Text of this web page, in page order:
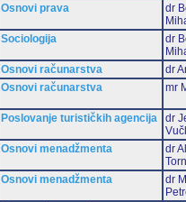
Osnovi prava
dr
Sociologija
dr
Osnovi računarstva
dr
Osnovi računarstva mr
Poslovanje turističkih agencija
dr
Osnovi menadžmenta
dr
Osnovi menadžmenta
dr